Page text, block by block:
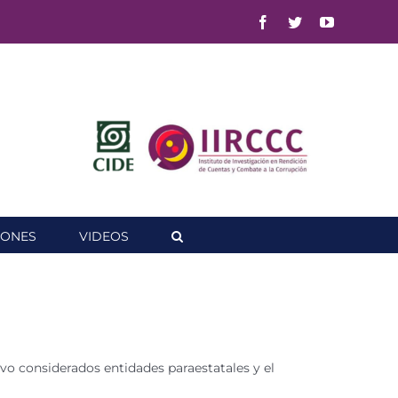
Facebook
TwitterYouTube
VIDEOS
considerados entidades paraestatales y el